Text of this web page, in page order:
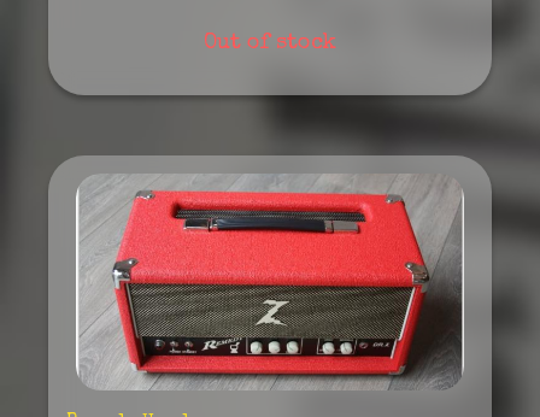
Out of stock